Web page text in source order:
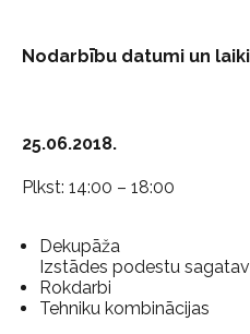
Nodarbību datumi un laiki
25.06.2018.
Plkst: 14:00 – 18:00
Dekupāža
Izstādes podestu
Rokdarbi
Tehniku kombinācijas